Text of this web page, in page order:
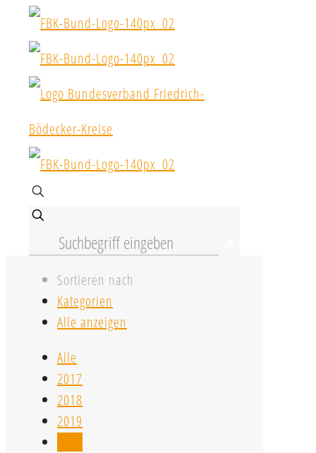
Sortieren nach
Kategorien
Alle anzeigen
Alle
2017
2018
2019